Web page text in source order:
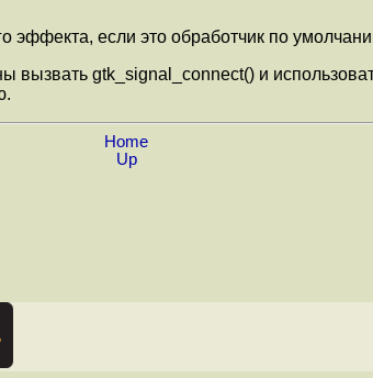
эффекта, если это обработчик по
gtk_signal_connect() и
Home
Up